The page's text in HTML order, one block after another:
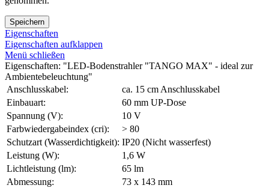
Speichern
Eigenschaften
Eigenschaften aufklappen
Menü schließen
Eigenschaften: "LED-Bodenstrahler "TANGO MAX" - ideal zur
Ambientebeleuchtung"
Anschlusskabel:
ca. 15 cm Anschlusskabel
Einbauart:
60 mm UP-Dose
Spannung (V):
10 V
Farbwiedergabeindex (cri):
> 80
Schutzart (Wasserdichtigkeit): IP20 (Nicht wasserfest)
Leistung (W):
1,6 W
Lichtleistung (lm):
65 lm
Abmessung:
73 x 143 mm